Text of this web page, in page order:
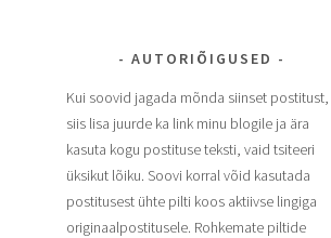
AUTORIÕIGUSED
Kui soovid jagada mõnda siinset postitust,
siis lisa juurde ka link minu blogile ja ära
kasuta kogu postituse teksti, vaid tsiteeri
üksikut lõiku. Soovi korral võid kasutada
postitusest ühte pilti koos aktiivse lingiga
originaalpostitusele. Rohkemate piltide